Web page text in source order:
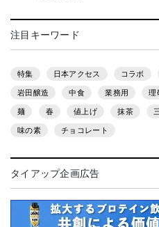
注目キーワード
特集 日本アクセス コラボ
岩田醸造 中食 業務用 理
麺 春 値上げ 抹茶
味の素 チョコレート
タイアップ企画広告